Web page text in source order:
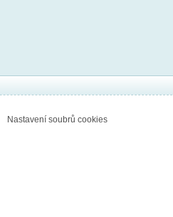
Nastavení soubrů cookies